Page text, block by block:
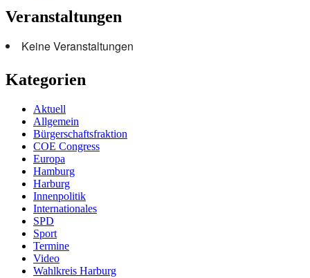
Veranstaltungen
Keine Veranstaltungen
Kategorien
Aktuell
Allgemein
Bürgerschaftsfraktion
COE Congress
Europa
Hamburg
Harburg
Innenpolitik
Internationales
SPD
Sport
Termine
Video
Wahlkreis Harburg